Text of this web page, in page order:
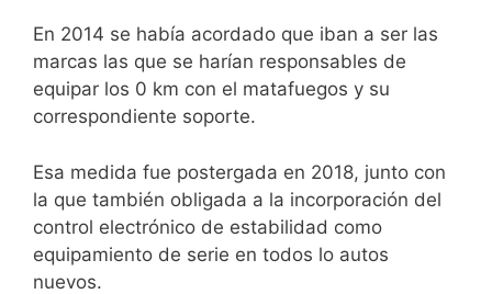
En 2014 se había acordado que iban a ser las
marcas las que se harían responsables de
equipar los 0 km con el matafuegos y su
correspondiente soporte.
Esa medida fue postergada en 2018, junto con
la que también obligada a la incorporación del
control electrónico de estabilidad como
equipamiento de serie en todos lo autos
nuevos.